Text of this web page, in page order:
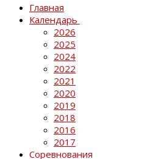
Главная
Календарь
2026
2025
2024
2022
2021
2020
2019
2018
2016
2017
Соревнования